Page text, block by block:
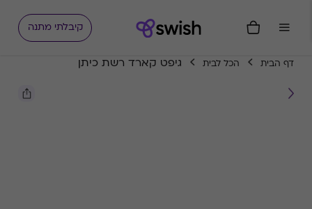
קיבלתי מתנה
דף הבית הכל לבית גיפט קארד רשת כיתן